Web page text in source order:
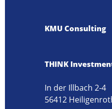
KMU Consulting
THINK
In der Illbach 2-4
56412